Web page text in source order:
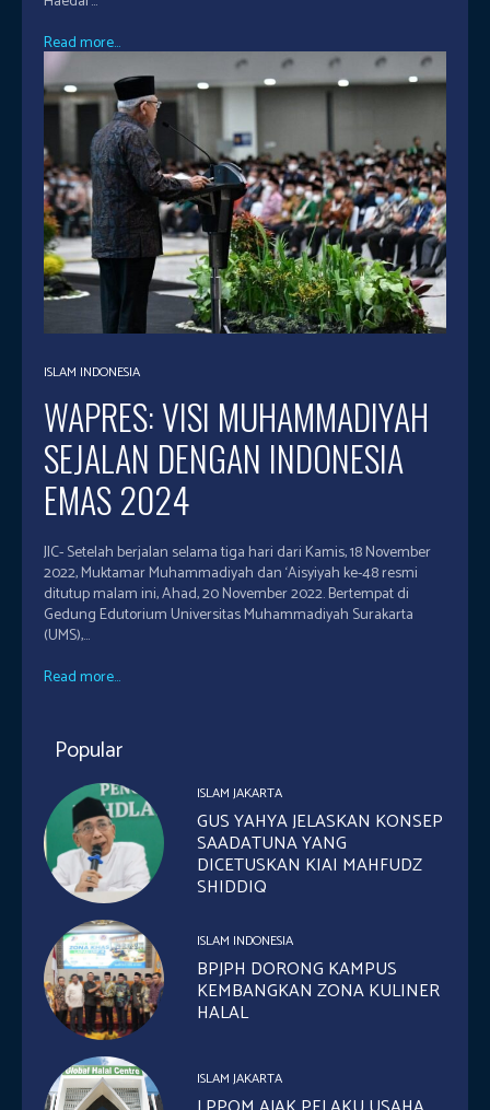
Read more...
ISLAM INDONESIA
WAPRES: VISI MUHAMMADIYAH
SEJALAN DENGAN INDONESIA
EMAS 2024
JIC- Setelah berjalan selama tiga hari dari Kamis, 18 November
2022, Muktamar Muhammadiyah dan ‘Aisyiyah ke-48 resmi
ditutup malam ini, Ahad, 20 November 2022. Bertempat di
Gedung Edutorium Universitas Muhammadiyah Surakarta
(UMS),...
Read more...
Popular
ISLAM JAKARTA
GUS YAHYA JELASKAN KONSEP
SAADATUNA YANG
DICETUSKAN KIAI MAHFUDZ
SHIDDIQ
ISLAM INDONESIA
BPJPH DORONG KAMPUS
KEMBANGKAN ZONA KULINER
HALAL
ISLAM JAKARTA